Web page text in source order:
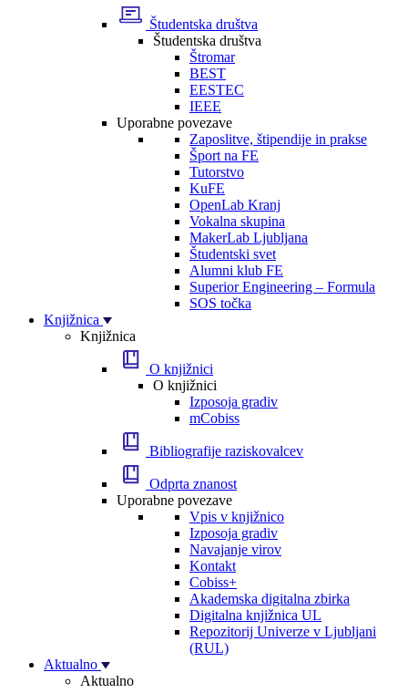
Študentska društva
Študentska društva
Štromar
BEST
EESTEC
IEEE
Uporabne povezave
Zaposlitve, štipendije in prakse
Šport na FE
Tutorstvo
KuFE
OpenLab Kranj
Vokalna skupina
MakerLab Ljubljana
Študentski svet
Alumni klub FE
Superior Engineering – Formula
SOS točka
Knjižnica
Knjižnica
O knjižnici
O knjižnici
Izposoja gradiv
mCobiss
Bibliografije raziskovalcev
Odprta znanost
Uporabne povezave
Vpis v knjižnico
Izposoja gradiv
Navajanje virov
Kontakt
Cobiss+
Akademska digitalna zbirka
Digitalna knjižnica UL
Repozitorij Univerze v Ljubljani
(RUL)
Aktualno
Aktualno